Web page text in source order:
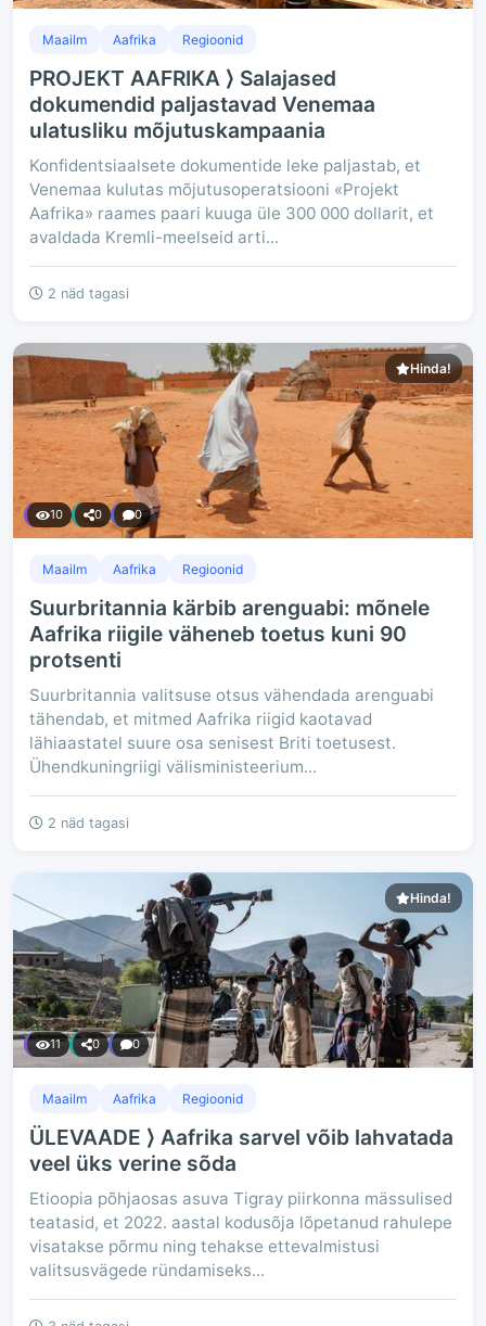
Maailm Aafrika Regioonid
PROJEKT AAFRIKA ⟩ Salajased
dokumendid paljastavad Venemaa
ulatusliku mõjutuskampaania
Konfidentsiaalsete dokumentide leke paljastab, et
Venemaa kulutas mõjutusoperatsiooni «Projekt
Aafrika» raames paari kuuga üle 300 000 dollarit, et
avaldada Kremli-meelseid arti...
2 näd tagasi
Hinda!
10 0 0
Maailm Aafrika Regioonid
Suurbritannia kärbib arenguabi: mõnele
Aafrika riigile väheneb toetus kuni 90
protsenti
Suurbritannia valitsuse otsus vähendada arenguabi
tähendab, et mitmed Aafrika riigid kaotavad
lähiaastatel suure osa senisest Briti toetusest.
Ühendkuningriigi välisministeerium...
2 näd tagasi
Hinda!
11 0 0
Maailm Aafrika Regioonid
ÜLEVAADE ⟩ Aafrika sarvel võib lahvatada
veel üks verine sõda
Etioopia põhjaosas asuva Tigray piirkonna mässulised
teatasid, et 2022. aastal kodusõja lõpetanud rahulepe
visatakse põrmu ning tehakse ettevalmistusi
valitsusvägede ründamiseks...